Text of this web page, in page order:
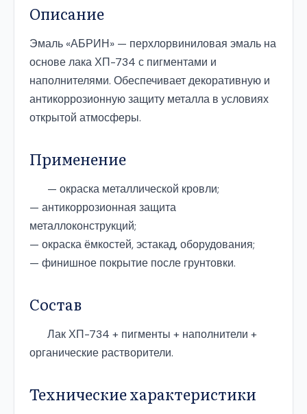
Описание
Эмаль «АБРИН» — перхлорвиниловая эмаль на
основе лака ХП-734 с пигментами и
наполнителями. Обеспечивает декоративную и
антикоррозионную защиту металла в условиях
открытой атмосферы.
Применение
— окраска металлической кровли;
— антикоррозионная защита
металлоконструкций;
— окраска ёмкостей, эстакад, оборудования;
— финишное покрытие после грунтовки.
Состав
Лак ХП-734 + пигменты + наполнители +
органические растворители.
Технические характеристики